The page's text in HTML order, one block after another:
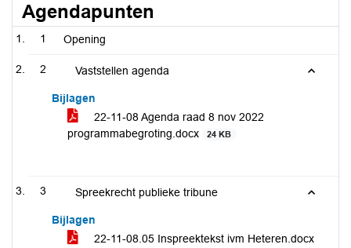
Agendapunten
1 Opening
2 Vaststellen agenda
Bijlagen
22-11-08 Agenda raad 8 nov 2022
programmabegroting.docx
24 KB
3 Spreekrecht publieke tribune
Bijlagen
22-11-08.05 Inspreektekst ivm Heteren.docx